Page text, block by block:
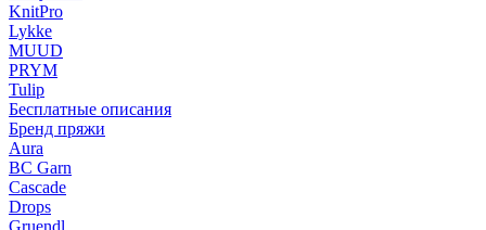
KnitPro
Lykke
MUUD
PRYM
Tulip
Бесплатные описания
Бренд пряжи
Aura
BC Garn
Cascade
Drops
Gruendl